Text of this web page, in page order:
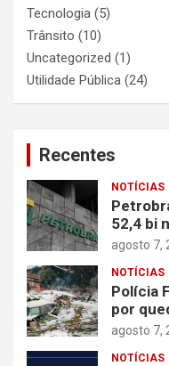
Tecnologia (5)
Trânsito (10)
Uncategorized (1)
Utilidade Pública (24)
Recentes
NOTÍCIAS
52,4 bi
agosto 7,
NOTÍCIAS
Polícia
por
agosto 7,
NOTÍCIAS